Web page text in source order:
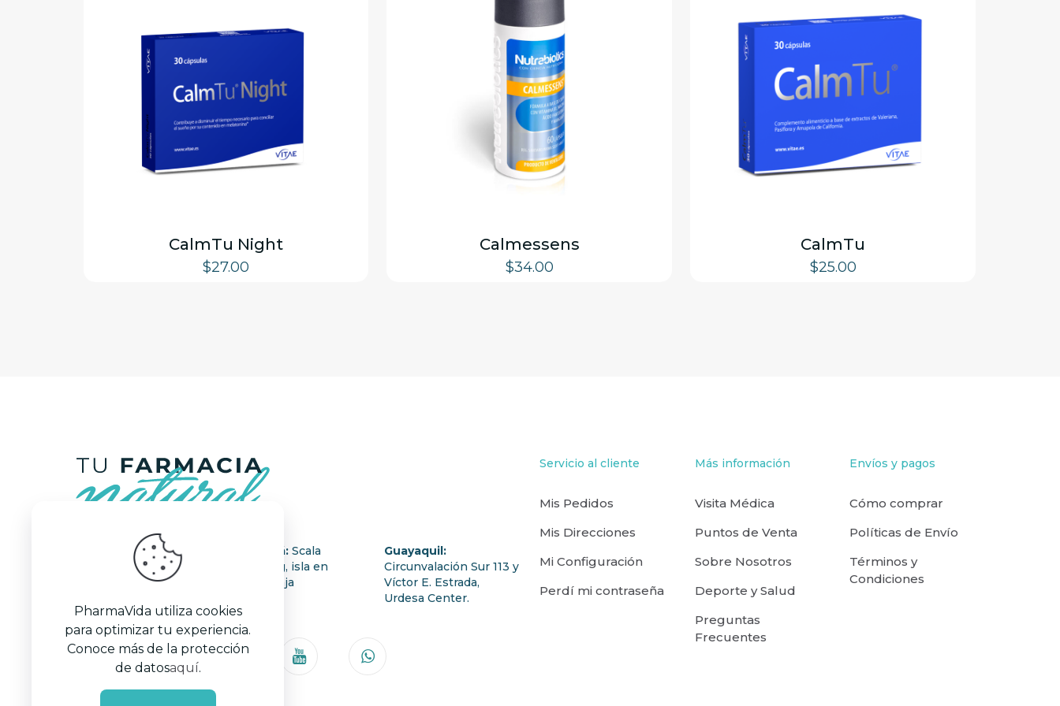
CalmTu Night
$27.00
Calmessens
$34.00
CalmTu
$25.00
Av. De los Shyris
y Holanda esq. Edificio
López. Diagonal a la
Cumbayá:Scala
Shopping, isla en
Planta Baja
Guayaquil:
Circunvalación Sur 113 y
Víctor E. Estrada,
Urdesa Center.
Servicio al cliente
Mis Pedidos
Mis Direcciones
Mi Configuración
Perdí mi contraseña
Más información
Visita Médica
Puntos de Venta
Sobre Nosotros
Deporte y Salud
Preguntas
Frecuentes
Envíos y pagos
Cómo comprar
Políticas de Envío
Términos y
Condiciones
PharmaVida utiliza cookies
para optimizar tu experiencia.
Conoce más de la protección
de datosaquí.